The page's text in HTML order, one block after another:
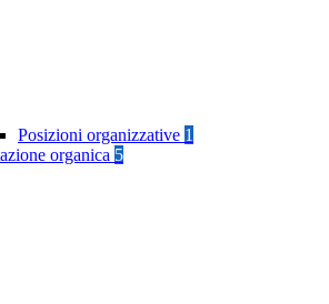
Posizioni organizzative 1
organica 5